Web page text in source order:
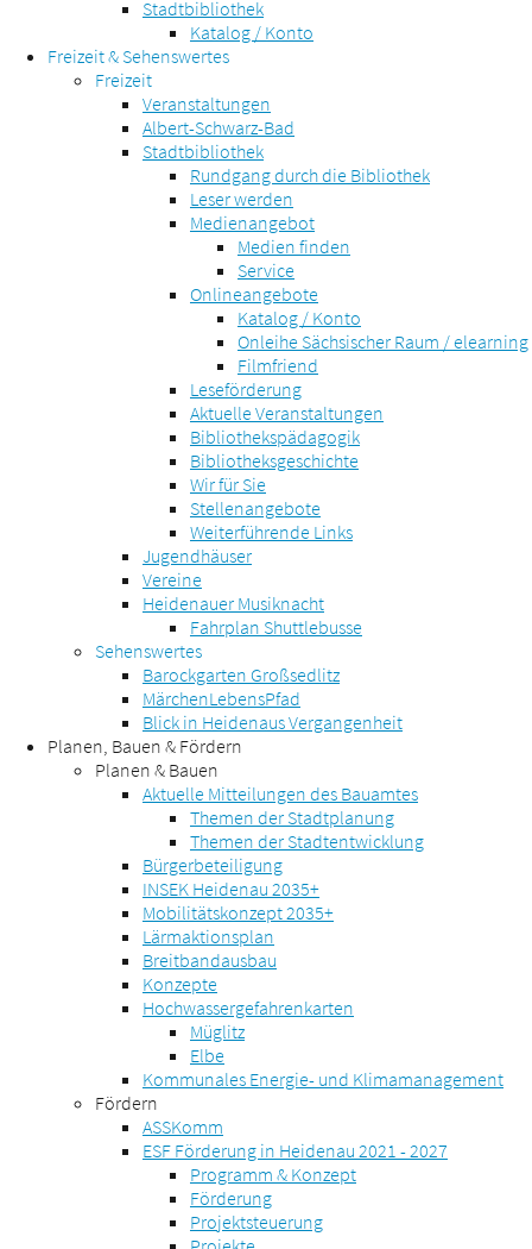
Stadtbibliothek
Katalog / Konto
Freizeit & Sehenswertes
Freizeit
Veranstaltungen
Albert-Schwarz-Bad
Stadtbibliothek
Rundgang durch die Bibliothek
Leser werden
Medienangebot
Medien finden
Service
Onlineangebote
Katalog / Konto
Onleihe Sächsischer Raum / elearning
Filmfriend
Leseförderung
Aktuelle Veranstaltungen
Bibliothekspädagogik
Bibliotheksgeschichte
Wir für Sie
Stellenangebote
Weiterführende Links
Jugendhäuser
Vereine
Heidenauer Musiknacht
Fahrplan Shuttlebusse
Sehenswertes
Barockgarten Großsedlitz
MärchenLebensPfad
Blick in Heidenaus Vergangenheit
Planen, Bauen & Fördern
Planen & Bauen
Aktuelle Mitteilungen des Bauamtes
Themen der Stadtplanung
Themen der Stadtentwicklung
Bürgerbeteiligung
INSEK Heidenau 2035+
Mobilitätskonzept 2035+
Lärmaktionsplan
Breitbandausbau
Konzepte
Hochwassergefahrenkarten
Müglitz
Elbe
Kommunales Energie- und Klimamanagement
Fördern
ASSKomm
ESF Förderung in Heidenau 2021 - 2027
Programm & Konzept
Förderung
Projektsteuerung